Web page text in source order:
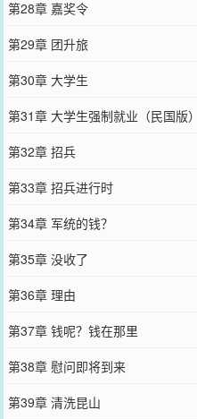
第28章 嘉奖令
第29章 团升旅
第30章 大学生
第31章 大学生强制就业（民国版）
第32章 招兵
第33章 招兵进行时
第34章 军统的钱？
第35章 没收了
第36章 理由
第37章 钱呢？钱在那里
第38章 慰问即将到来
第39章 清洗昆山